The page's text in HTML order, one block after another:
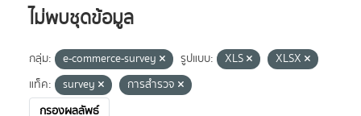
ไม่พบชุดข้อมูล
กลุ่ม: e-commerce-survey รูปแบบ: XLS
XLSX
แท็ค:
survey
การสำรวจ
กรองผลลัพธ์